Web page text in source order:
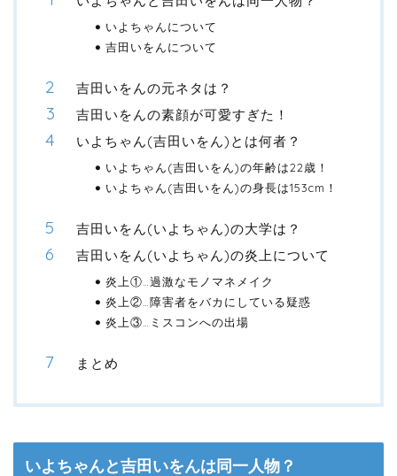
いよちゃんについて
吉田いをんについて
吉田いをんの元ネタは？
吉田いをんの素顔が可愛すぎた！
いよちゃん(吉田いをん)とは何者？
いよちゃん(吉田いをん)の年齢は22歳！
いよちゃん(吉田いをん)の身長は153cm！
吉田いをん(いよちゃん)の大学は？
吉田いをん(いよちゃん)の炎上について
炎上①…過激なモノマネメイク
炎上②…障害者をバカにしている疑惑
炎上③…ミスコンへの出場
まとめ
いよちゃんと吉田いをんは同一人物？